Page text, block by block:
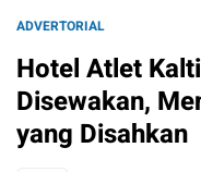
ADVERTORIAL
Hotel Atlet
Disewakan,
yang Disahkan